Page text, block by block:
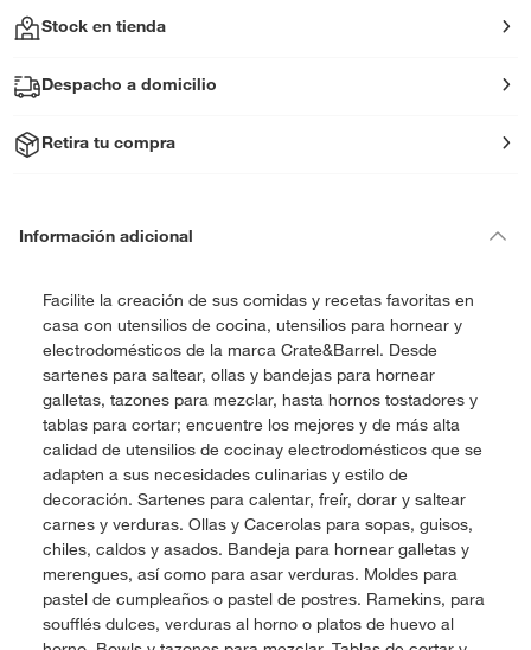
Stock en tienda
Despacho a domicilio
Retira tu compra
Información adicional
Facilite la creación de sus comidas y recetas favoritas en
casa con utensilios de cocina, utensilios para hornear y
electrodomésticos de la marca Crate&Barrel. Desde
sartenes para saltear, ollas y bandejas para hornear
galletas, tazones para mezclar, hasta hornos tostadores y
tablas para cortar; encuentre los mejores y de más alta
calidad de utensilios de cocinay electrodomésticos que se
adapten a sus necesidades culinarias y estilo de
decoración. Sartenes para calentar, freír, dorar y saltear
carnes y verduras. Ollas y Cacerolas para sopas, guisos,
chiles, caldos y asados. Bandeja para hornear galletas y
merengues, así como para asar verduras. Moldes para
pastel de cumpleaños o pastel de postres. Ramekins, para
soufflés dulces, verduras al horno o platos de huevo al